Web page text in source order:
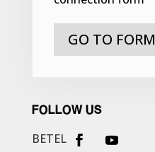
GO TO FORM
FOLLOW US
BETEL